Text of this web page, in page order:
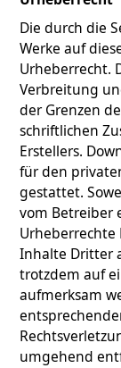
Die durch die
Werke auf
Urheberrecht.
Verbreitung
der Grenzen
schriftlichen
Erstellers.
für den
gestattet.
vom Betreiber
Inhalte Dritter
trotzdem auf
aufmerksam
umgehend